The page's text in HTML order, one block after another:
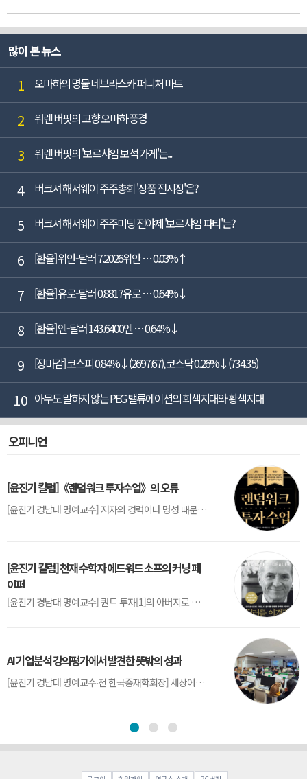
많이 본 뉴스
1 오마하의 명물 네브라스카 퍼니처 마트
2 워렌 버핏의 고향 오마하 풍경
3 워렌 버핏의 '보르샤임 보석 가게'는...
4 버크셔 해서웨이 주주총회 '상품 전시장'은?
5 버크셔 해서웨이 주주미팅 전야제 '보르샤임 파티'는?
6 [환율] 위안-달러 7.2026위안 … 0.03%↑
7 [환율] 유로-달러 0.8817유로 … 0.64%↓
8 [환율] 엔-달러 143.6400엔 … 0.64%↓
9 [장마감] 코스피 0.84%↓(2697.67), 코스닥 0.26%↓(734.35)
10 아무도 말하지 않는 PEG 밸류에이션의 회색지대와 황색지대
오피니언
[윤진기 칼럼]《랜덤워크 투자수업》의 오류
[윤진기 경남대 명예교수] 저자의 경력이나 명성 때문인지 2020년에 번역 출판된 《랜덤워크 투자수업》(A Random Walk Down Wall Street) 12판은 표지부터가 거창하다. ‘45년간 12번 개정하며 철저히 검증한 투자서’, ‘전문가 부럽지 않은 투자 감각을 길러주는 위대한 투자지침서’ 라는 은빛 광고문구로 독자를 유혹한다.[1] 출판 50주...
[윤진기 칼럼] 천재 수학자 에드워드 소프의 커닝 페
이퍼
[윤진기 경남대 명예교수] 퀀트 투자[1]의 아버지로 불리는 에드워드 소프(Edward O. Thorp)는 수학계에서 천재로 알려진 인물이다. 그는 수학자이지만, 투자 업계에도 여러 가지 흥미로운 일화를 남겼다.수학을 이용하여 카지노를 이길 수 있는지가 궁금했던 그는 동료 교수가 소개해 준 블랙잭(Blackjack) 전략의 핵심을 손바닥 크기의 종이에 요...
AI 기업분석 강의평가에서 발견한 뜻밖의 성과
[윤진기 경남대 명예교수∙전 한국중재학회장] 세상에는 우연처럼 보이지만 인류의 진보를 이끌어낸 사건들이 있다. 영국의 알렉산더 플레밍(Alexander Fleming)이 곰팡이 핀 페트리 접시(Petri dish)를 버리지 않고[1] 관찰해 페니실린을 발견한 것은 그 대표적 사례다. 무심히 지나쳤다면 결코 없었을 혁신이었다.지난 7월 5일, 필자가 개발한 기업...